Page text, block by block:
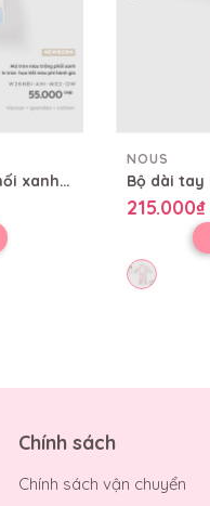
Mũ tròn màu trắng phối xanh in tràn họa tiết mèo phi hành gia
NOUS
215.000₫
Chính sách
Chính sách vận chuyển